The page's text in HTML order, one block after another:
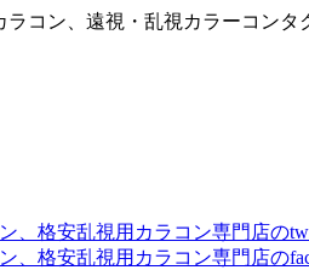
コン、遠視・乱視カラーコン
、格安乱視用カラコン専門店の
、格安乱視用カラコン専門店の